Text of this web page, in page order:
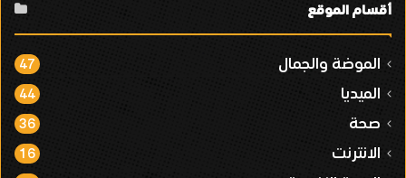
أقسام الموقع
الموضة والجمال 47
الميديا 44
صحة 36
الانترنت 16